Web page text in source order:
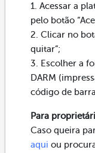
1. Acessar a
pelo botão
2. Clicar no
quitar”;
3. Escolher a
DARM
código de
Para
Caso queira
aqui ou